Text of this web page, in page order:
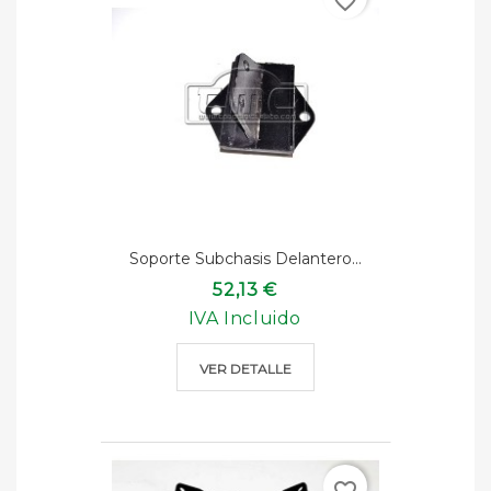
Soporte Subchasis Delantero...
52,13 €
IVA Incluido
VER DETALLE